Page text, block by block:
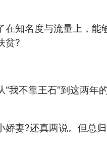
知名度与流量上，
贫?
不靠王石”到这两年
妻?还真两说。但总